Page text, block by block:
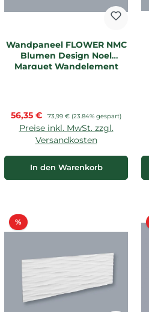
Wandpaneel FLOWER NMC
Blumen Design Noel
Marquet Wandelement
Verkaufspreis:
56,35 € Regulärer Preis:
73,99 € (23.84% gespart)
Preise inkl. MwSt. zzgl.
Versandkosten
In den Warenkorb
%Rabatt